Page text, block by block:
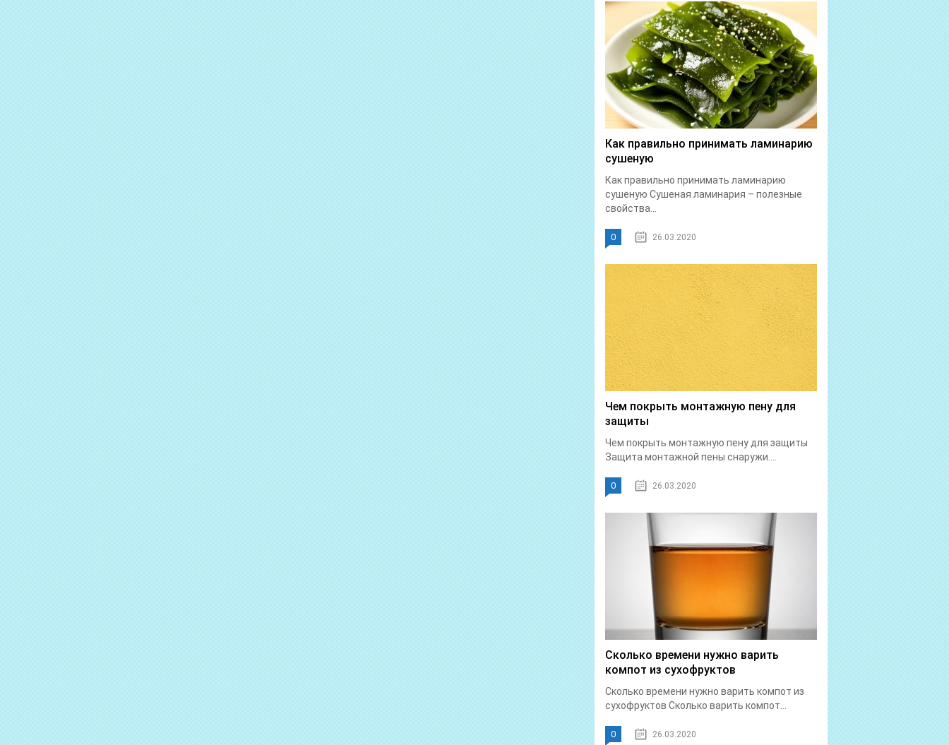
Как правильно принимать ламинарию
сушеную
Как правильно принимать ламинарию
сушеную Сушеная ламинария – полезные
свойства...
0 26.03.2020
Чем покрыть монтажную пену для
защиты
Чем покрыть монтажную пену для защиты
Защита монтажной пены снаружи....
0 26.03.2020
Сколько времени нужно варить
компот из сухофруктов
Сколько времени нужно варить компот из
сухофруктов Сколько варить компот...
0 26.03.2020